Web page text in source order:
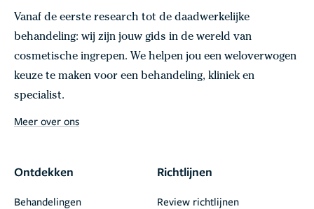
Vanaf de eerste research tot de daadwerkelijke
behandeling: wij zijn jouw gids in de wereld van
cosmetische ingrepen. We helpen jou een weloverwogen
keuze te maken voor een behandeling, kliniek en
specialist.
Meer over ons
Ontdekken
Behandelingen
Richtlijnen
Review richtlijnen